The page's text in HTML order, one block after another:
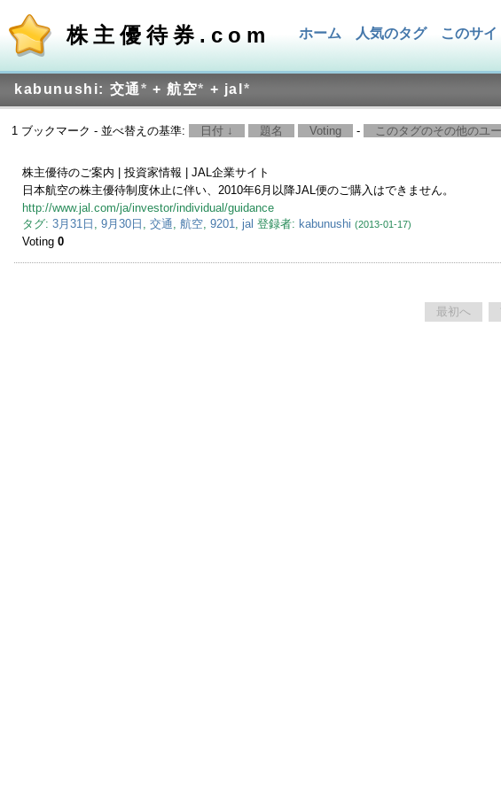
株主優待券.com ホーム 人気のタグ このサ
kabunushi: 交通* + 航空* + jal *
1 ブックマーク - 並べ替えの基準: 日付 ↓ 題名 Voting - このタグのその他のユ
株主優待のご案内 | 投資家情報 | JAL企業サイト
日本航空の株主優待制度休止に伴い、2010年6月以降JAL便のご購入はできません。
http://www.jal.com/ja/investor/individual/guidance
タグ:3月31日 ,9月30日 ,交通,航空,9201,jal 登録者: kabunushi (2013-01-17)
Voting0
最初へ